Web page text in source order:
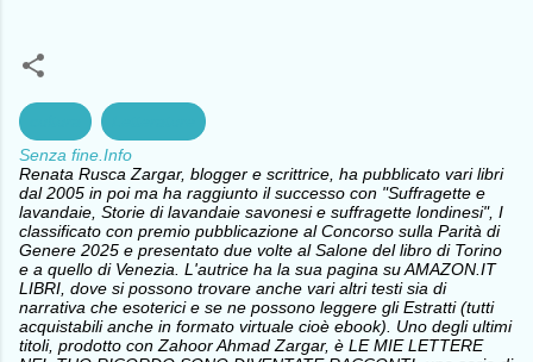
Senza fine.Info
Renata Rusca Zargar, blogger e scrittrice, ha pubblicato vari libri
dal 2005 in poi ma ha raggiunto il successo con "Suffragette e
lavandaie, Storie di lavandaie savonesi e suffragette londinesi", I
classificato con premio pubblicazione al Concorso sulla Parità di
Genere 2025 e presentato due volte al Salone del libro di Torino
e a quello di Venezia. L'autrice ha la sua pagina su AMAZON.IT
LIBRI, dove si possono trovare anche vari altri testi sia di
narrativa che esoterici e se ne possono leggere gli Estratti (tutti
acquistabili anche in formato virtuale cioè ebook). Uno degli ultimi
titoli, prodotto con Zahoor Ahmad Zargar, è LE MIE LETTERE